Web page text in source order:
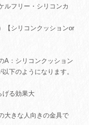
フリー・シリコンカ
シリコンクッションor
：シリコンクッション
下のようになります。
げる効果大
きな人向きの金具で